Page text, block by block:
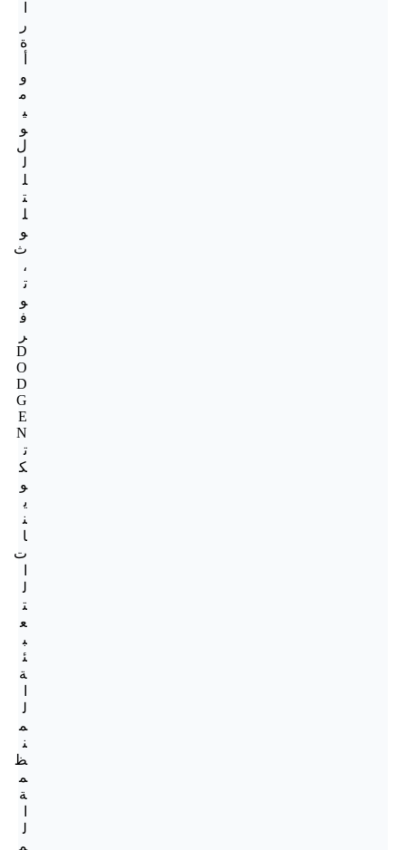
ر
ة
و
م
ي
و
ل
ل
ل
ت
ل
و
ث
،
ت
و
ف
ر
D
O
D
G
E
N
ت
ك
و
ي
ن
ا
ت
ل
ت
ع
ب
ئ
ة
ل
م
ن
ظ
م
ة
ل
م